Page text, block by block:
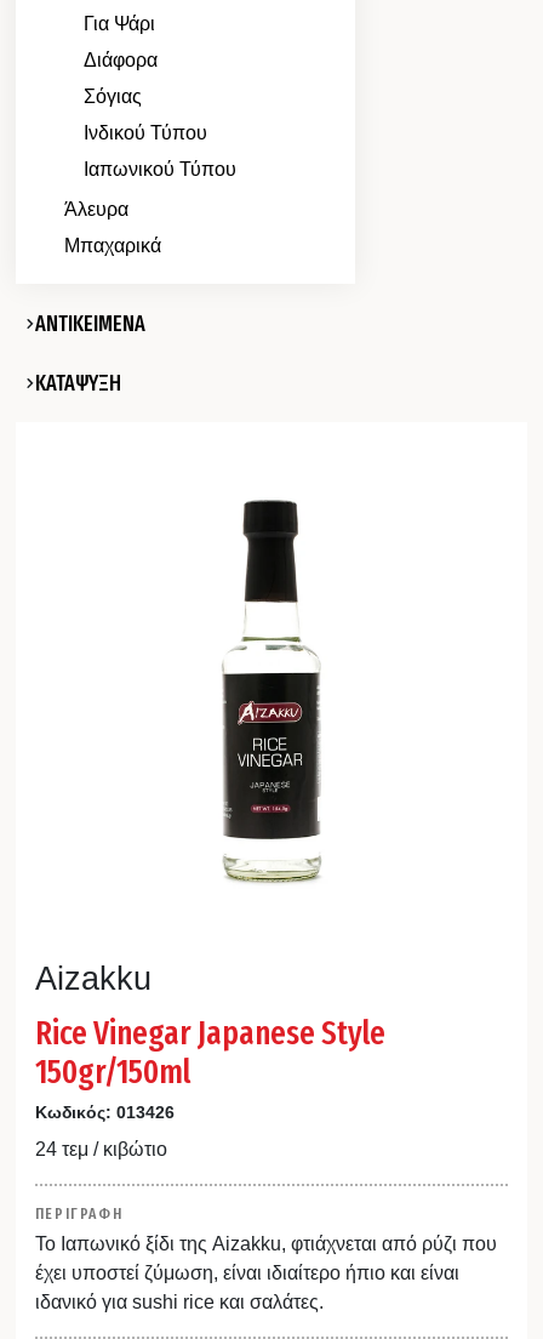
Για Ψάρι
Διάφορα
Σόγιας
Ινδικού Τύπου
Ιαπωνικού Τύπου
Άλευρα
Μπαχαρικά
ΑΝΤΙΚΕΙΜΕΝΑ
ΚΑΤΑΨΥΞΗ
Aizakku
Rice Vinegar Japanese Style
150gr/150ml
Κωδικός: 013426
24 τεμ / κιβώτιο
ΠΕΡΙΓΡΑΦΗ
Το Ιαπωνικό ξίδι της Aizakku, φτιάχνεται από ρύζι που
έχει υποστεί ζύμωση, είναι ιδιαίτερο ήπιο και είναι
ιδανικό για sushi rice και σαλάτες.